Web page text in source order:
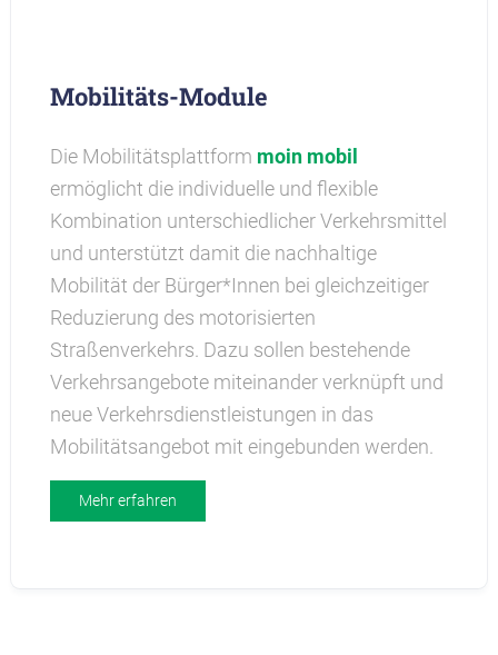
Mobilitäts-Module
Die Mobilitätsplattform moin mobil
ermöglicht die individuelle und flexible
Kombination unterschiedlicher Verkehrsmittel
und unterstützt damit die nachhaltige
Mobilität der Bürger*Innen bei gleichzeitiger
Reduzierung des motorisierten
Straßenverkehrs. Dazu sollen bestehende
Verkehrsangebote miteinander verknüpft und
neue Verkehrsdienstleistungen in das
Mobilitätsangebot mit eingebunden werden.
Mehr erfahren